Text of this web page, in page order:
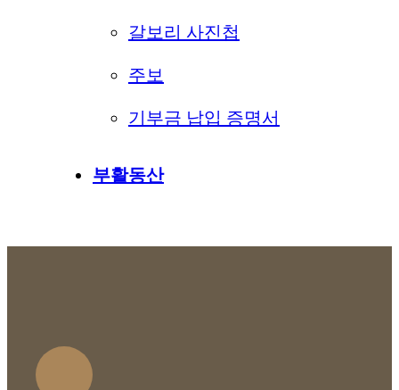
갈보리 사진첩
주보
기부금 납입 증명서
부활동산